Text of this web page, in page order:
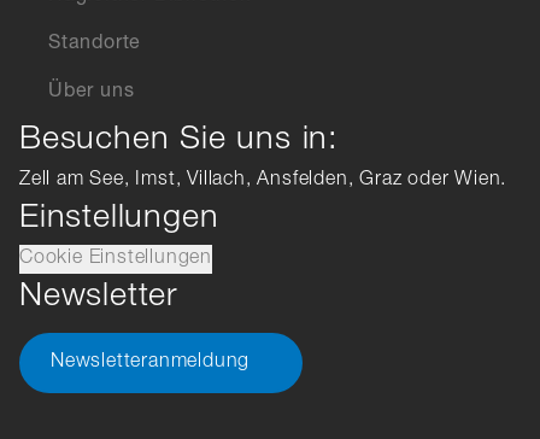
Standorte
Über uns
Besuchen Sie uns in:
Zell am See, Imst, Villach, Ansfelden, Graz oder Wien.
Einstellungen
Cookie Einstellungen
Newsletter
Newsletteranmeldung